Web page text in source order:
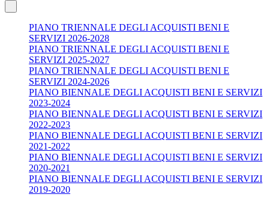
PIANO TRIENNALE DEGLI ACQUISTI BENI E
SERVIZI 2026-2028
PIANO TRIENNALE DEGLI ACQUISTI BENI E
SERVIZI 2025-2027
PIANO TRIENNALE DEGLI ACQUISTI BENI E
SERVIZI 2024-2026
PIANO BIENNALE DEGLI ACQUISTI BENI E SERVIZI
2023-2024
PIANO BIENNALE DEGLI ACQUISTI BENI E SERVIZI
2022-2023
PIANO BIENNALE DEGLI ACQUISTI BENI E SERVIZI
2021-2022
PIANO BIENNALE DEGLI ACQUISTI BENI E SERVIZI
2020-2021
PIANO BIENNALE DEGLI ACQUISTI BENI E SERVIZI
2019-2020